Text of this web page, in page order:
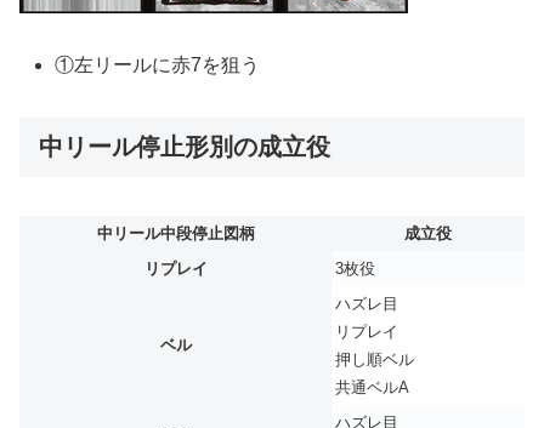
①左リールに赤7を狙う
中リール停止形別の成立役
中リール中段停止図柄
成立役
リプレイ
3枚役
ベル
ハズレ目
リプレイ
押し順ベル
共通ベルA
ハズレ目